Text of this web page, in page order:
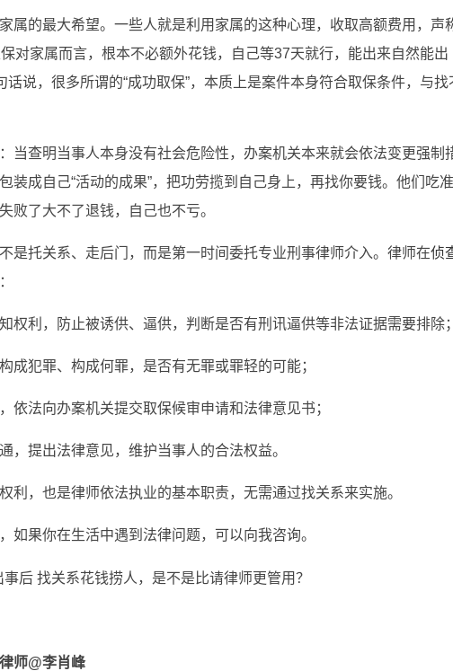
属的最大希望。一些人就是利用家属的这种心理，收取高额费用，声
对家属而言，根本不必额外花钱，自己等37天就行，能出来自然能出
话说，很多所谓的“成功取保”，本质上是案件本身符合取保条件，与找
当查明当事人本身没有社会危险性，办案机关本来就会依法变更强制
装成自己“活动的成果”，把功劳揽到自己身上，再找你要钱。他们吃
败了大不了退钱，自己也不亏。
是托关系、走后门，而是第一时间委托专业刑事律师介入。律师在侦
权利，防止被诱供、逼供，判断是否有刑讯逼供等非法证据需要排除；
成犯罪、构成何罪，是否有无罪或罪轻的可能；
依法向办案机关提交取保候审申请和法律意见书；
，提出法律意见，维护当事人的合法权益。
利，也是律师依法执业的基本职责，无需通过找关系来实施。
如果你在生活中遇到法律问题，可以向我咨询。
师@李肖峰